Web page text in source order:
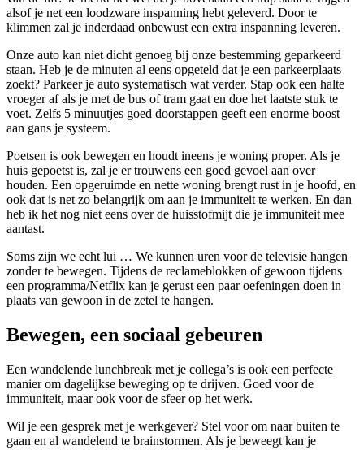
alsof je net een loodzware inspanning hebt geleverd. Door te
klimmen zal je inderdaad onbewust een extra inspanning leveren.
Onze auto kan niet dicht genoeg bij onze bestemming geparkeerd
staan. Heb je de minuten al eens opgeteld dat je een parkeerplaats
zoekt? Parkeer je auto systematisch wat verder. Stap ook een halte
vroeger af als je met de bus of tram gaat en doe het laatste stuk te
voet. Zelfs 5 minuutjes goed doorstappen geeft een enorme boost
aan gans je systeem.
Poetsen is ook bewegen en houdt ineens je woning proper. Als je
huis gepoetst is, zal je er trouwens een goed gevoel aan over
houden. Een opgeruimde en nette woning brengt rust in je hoofd, en
ook dat is net zo belangrijk om aan je immuniteit te werken. En dan
heb ik het nog niet eens over de huisstofmijt die je immuniteit mee
aantast.
Soms zijn we echt lui … We kunnen uren voor de televisie hangen
zonder te bewegen. Tijdens de reclameblokken of gewoon tijdens
een programma/Netflix kan je gerust een paar oefeningen doen in
plaats van gewoon in de zetel te hangen.
Bewegen, een sociaal gebeuren
Een wandelende lunchbreak met je collega’s is ook een perfecte
manier om dagelijkse beweging op te drijven. Goed voor de
immuniteit, maar ook voor de sfeer op het werk.
Wil je een gesprek met je werkgever? Stel voor om naar buiten te
gaan en al wandelend te brainstormen. Als je beweegt kan je